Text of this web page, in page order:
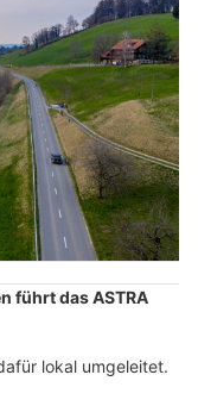
führt das ASTRA
lokal umgeleitet.